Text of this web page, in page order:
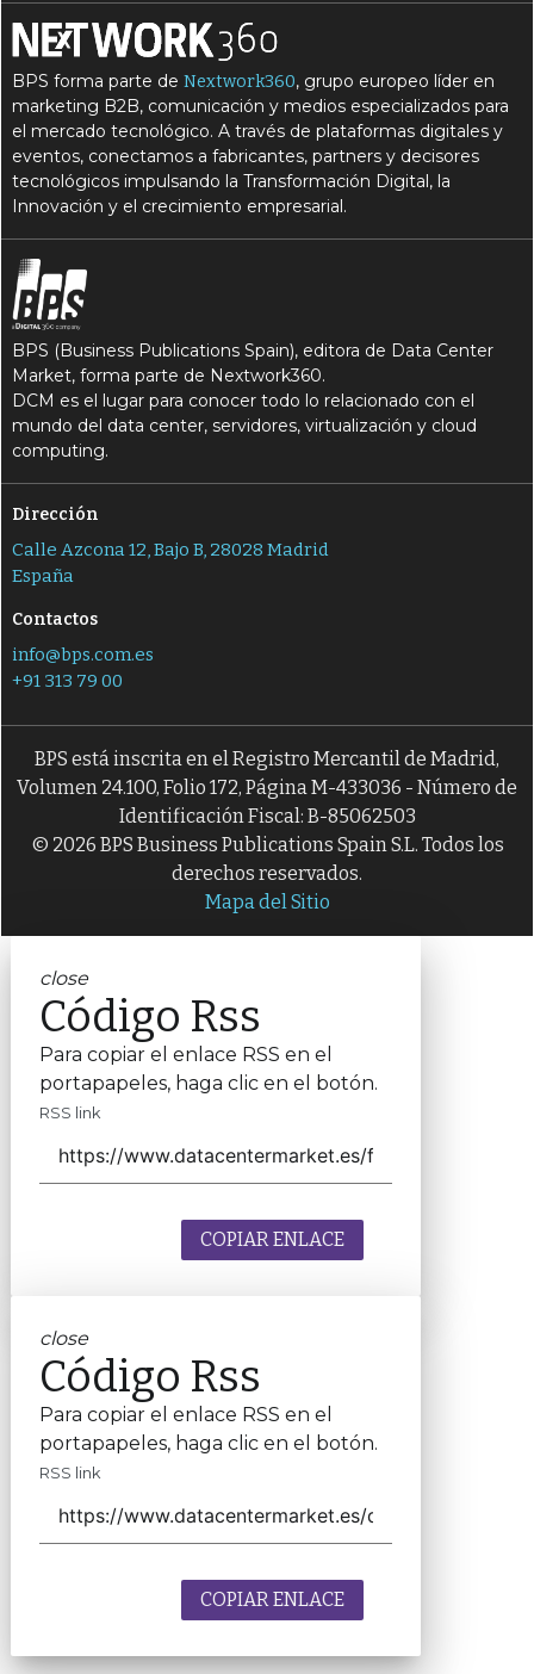
BPS forma parte deNextwork360, grupo europeo líder en
marketing B2B, comunicación y medios especializados para
el mercado tecnológico. A través de plataformas digitales y
eventos, conectamos a fabricantes, partners y decisores
tecnológicos impulsando la Transformación Digital, la
Innovación y el crecimiento empresarial.
BPS (Business Publications Spain), editora de Data Center
Market, forma parte de Nextwork360.
DCM es el lugar para conocer todo lo relacionado con el
mundo del data center, servidores, virtualización y cloud
computing.
Dirección
Calle Azcona 12, Bajo B, 28028 Madrid
España
Contactos
info@bps.com.es
+91 313 79 00
BPS está inscrita en el Registro Mercantil de Madrid,
Volumen 24.100, Folio 172, Página M-433036 - Número de
Identificación Fiscal: B-85062503
© 2026 BPS Business Publications Spain S.L. Todos los
derechos reservados.
Mapa del Sitio
close
Código Rss
Para copiar el enlace RSS en el
portapapeles, haga clic en el botón.
RSS link
COPIAR ENLACE
close
Código Rss
Para copiar el enlace RSS en el
portapapeles, haga clic en el botón.
RSS link
COPIAR ENLACE